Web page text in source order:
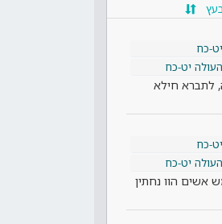
כח
יט-כח
לתברא חילא
כח
יט-כח
אשים הוו נחתין